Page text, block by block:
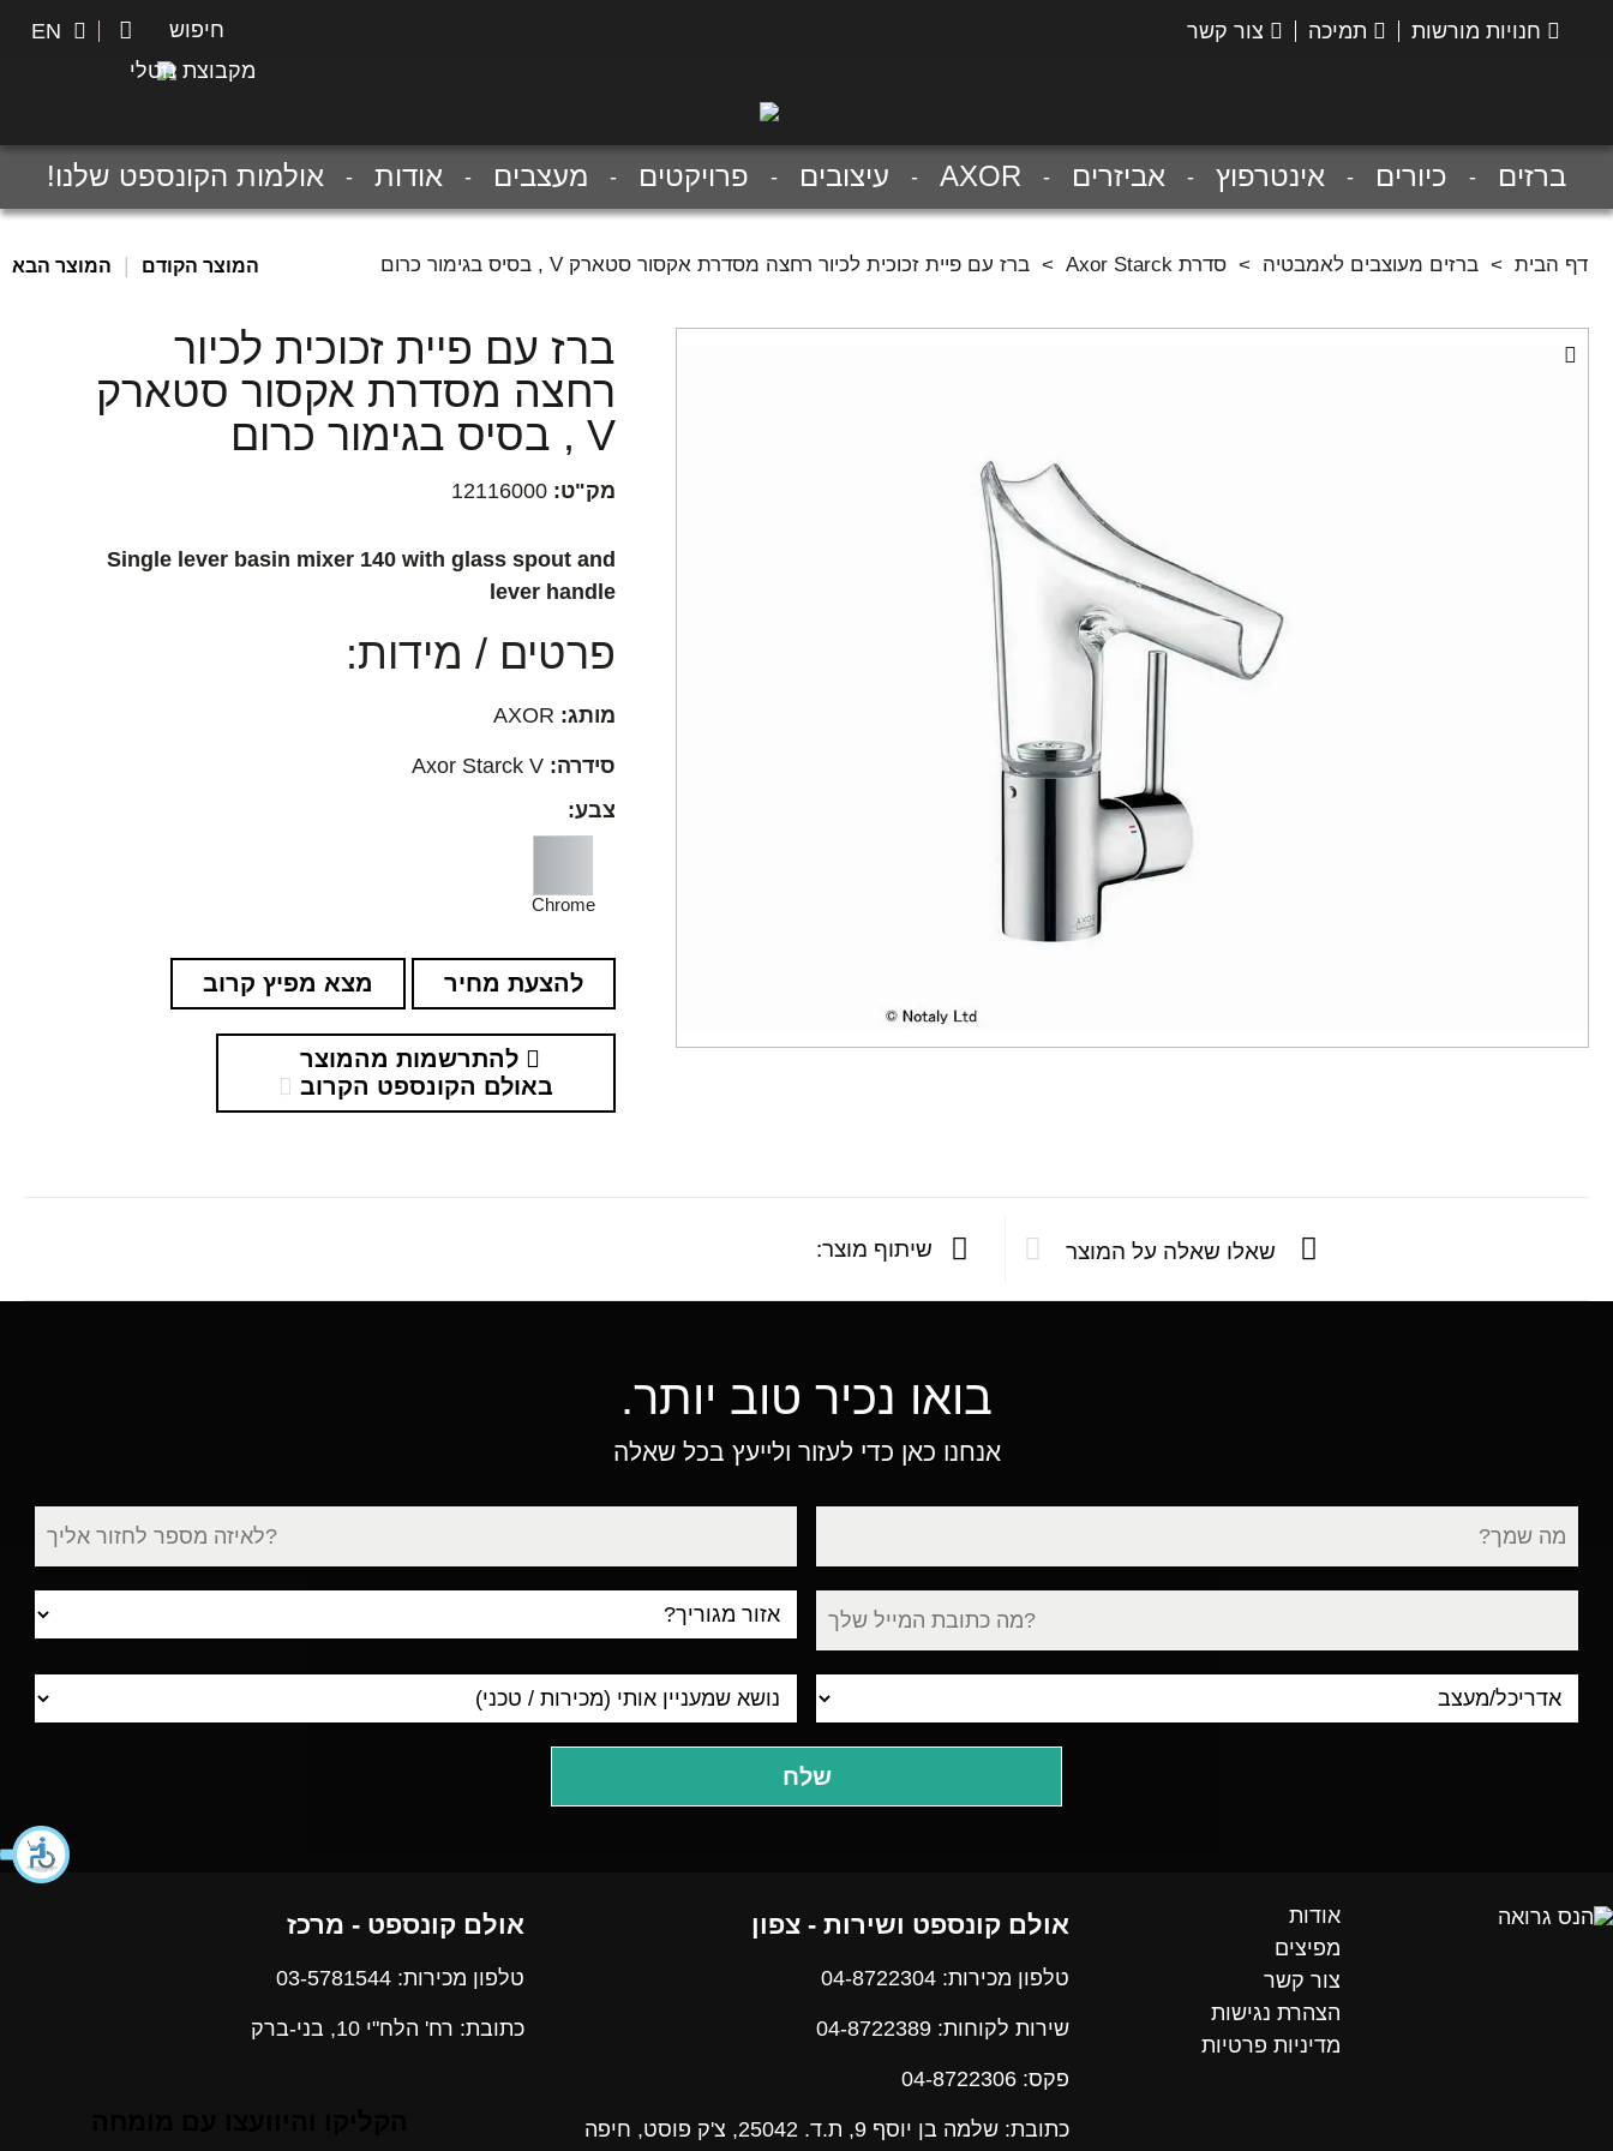
חנויות מורשות תמיכה צור קשר חיפוש EN
מקבוצת נוטלי
ברזים כיורים אינטרפוץ אביזרים AXOR עיצובים פרויקטים מעצבים אודות אולמות הקונספט שלנו!
דף הבית > ברזים מעוצבים לאמבטיה > סדרת Axor Starck > ברז עם פיית זכוכית לכיור רחצה מסדרת אקסור סטארק V , בסיס בגימור כרום המוצר הקודם המוצר הבא
ברז עם פיית זכוכית לכיור
רחצה מסדרת אקסור סטארק
V , בסיס בגימור כרום
מק"ט: 12116000
Single lever basin mixer 140 with glass spout and
lever handle
פרטים / מידות:
מותג:
סידרה:
צבע:
Chrome
להצעת מחיר מצא מפיץ קרוב
להתרשמות מהמוצר
באולם הקונספט הקרוב
שאלו שאלה על המוצר שיתוף מוצר:
בואו נכיר טוב יותר.
אנחנו כאן כדי לעזור ולייעץ בכל שאלה
עיר
מגורים
אודות
מפיצים
צור קשר
הצהרת נגישות
מדיניות פרטיות
אולם קונספט ושירות - צפון
טלפון מכירות: 04-8722304
שירות לקוחות: 04-8722389
פקס:04-8722306
כתובת: שלמה בן יוסף 9, ת.ד. 25042, צ'ק פוסט, חיפה
אולם קונספט - מרכז
טלפון מכירות: 03-5781544
כתובת: רח' הלח"י 10, בני-ברק